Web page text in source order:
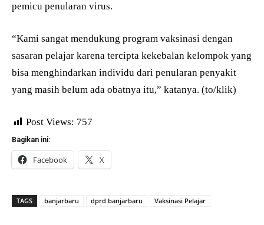
pemicu penularan virus.
“Kami sangat mendukung program vaksinasi dengan
sasaran pelajar karena tercipta kekebalan kelompok yang
bisa menghindarkan individu dari penularan penyakit
yang masih belum ada obatnya itu,” katanya. (to/klik)
Post Views: 757
Bagikan ini:
Facebook X
TAGS banjarbaru dprd banjarbaru Vaksinasi Pelajar